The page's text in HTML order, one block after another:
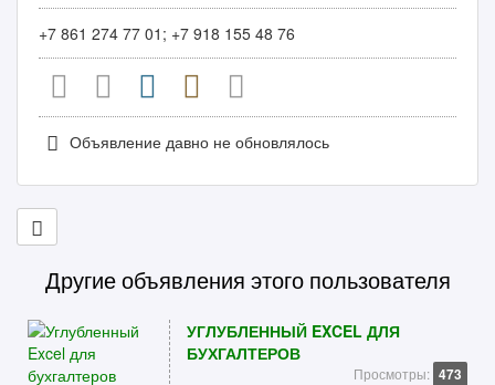
+7 861 274 77 01; +7 918 155 48 76
Объявление давно не обновлялось
Другие объявления этого пользователя
УГЛУБЛЕННЫЙ EXCEL ДЛЯ
БУХГАЛТЕРОВ
Просмотры: 473